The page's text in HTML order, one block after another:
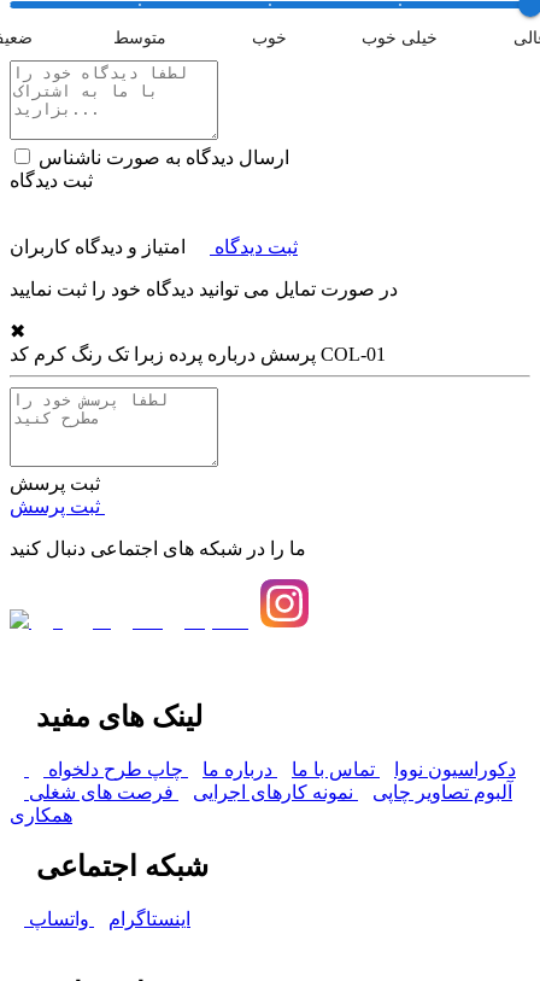
متوسط خوب خیلی خوب
ارسال دیدگاه به صورت ناشناس
ثبت دیدگاه
ثبت دیدگاه امتیاز و دیدگاه کاربران
در صورت تمایل می توانید دیدگاه خود را ثبت نمایید
✖
پرسش درباره پرده زبرا تک رنگ کرم کد COL-01
ثبت پرسش
ما را در شبکه های اجتماعی دنبال کنید
لینک های مفید
دکوراسیون نووا تماس با ما درباره ما
چاپ طرح دلخواه
آلبوم تصاویر چاپی
نمونه کارهای اجرایی
فرصت های شغلی
همکاری
شبکه اجتماعی
اینستاگرام واتساپ